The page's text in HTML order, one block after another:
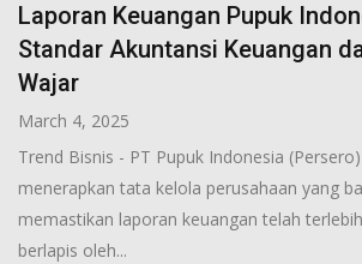
Laporan Keuangan Pupuk
Standar Akuntansi Keuangan
Wajar
March 4, 2025
Trend Bisnis - PT Pupuk Indonesia
menerapkan tata kelola perusahaan yang
memastikan laporan keuangan telah
berlapis oleh...